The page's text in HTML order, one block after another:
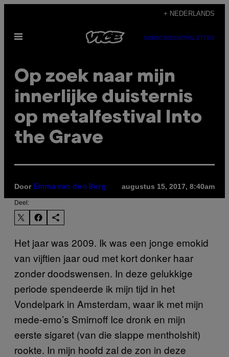
de
+ NEDERLANDS
Open
SUBSCRIBENEWSLETTER
Op zoek naar mijn
innerlijke duisternis
op metalfestival Into
the Grave
Door Emma van den Berg augustus 15, 2017, 8:40am
Deel:
Het jaar was 2009. Ik was een jonge emokid
van vijftien jaar oud met kort donker haar
zonder doodswensen. In deze gelukkige
periode spendeerde ik mijn tijd in het
Vondelpark in Amsterdam, waar ik met mijn
mede-emo’s Smirnoff Ice dronk en mijn
eerste sigaret (van die slappe mentholshit)
rookte. In mijn hoofd zal de zon in deze